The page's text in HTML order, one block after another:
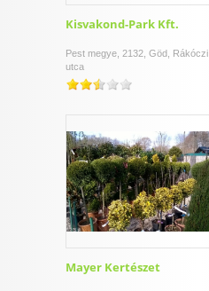
Kisvakond-Park Kft.
Pest megye, 2132, Göd, Rákóczi
utca
Mayer Kertészet